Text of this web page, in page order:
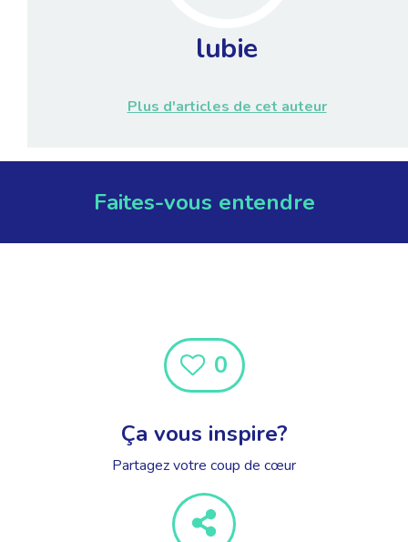
lubie
Plus d'articles de cet auteur
Faites-vous entendre
0
Ça vous inspire?
Partagez votre coup de cœur